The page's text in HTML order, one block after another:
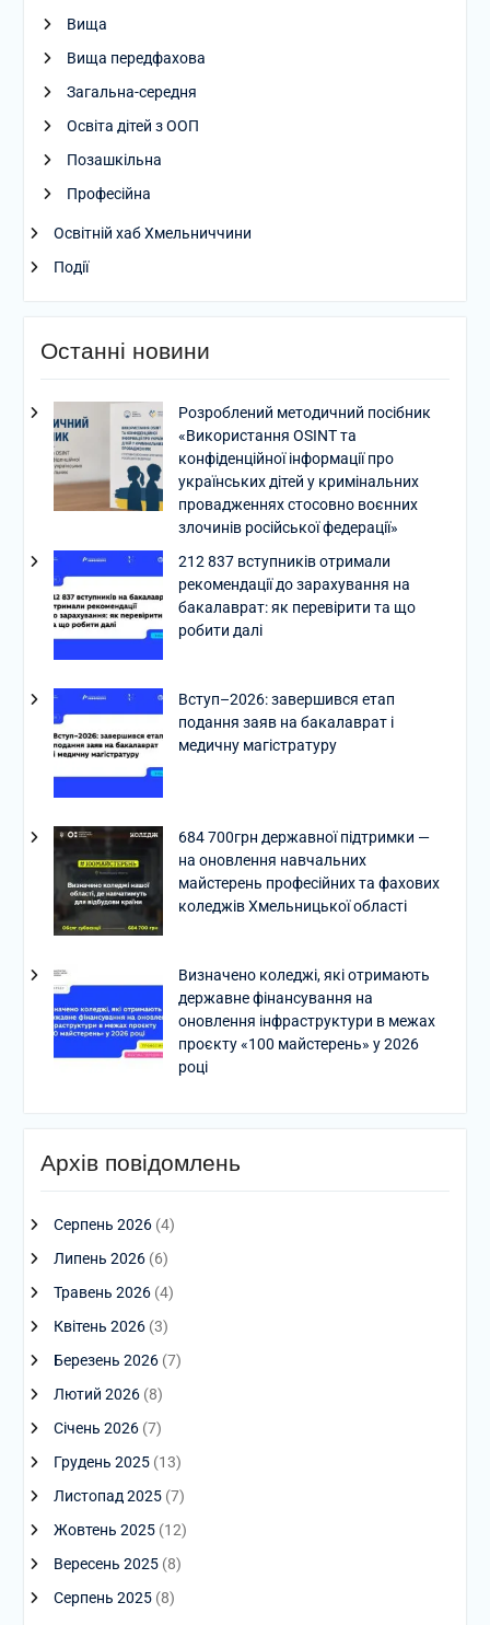
Вища
Вища передфахова
Загальна-середня
Освіта дітей з ООП
Позашкільна
Професійна
Освітній хаб Хмельниччини
Події
Останні новини
Розроблений методичний посібник
«Використання OSINT та
конфіденційної інформації про
українських дітей у кримінальних
провадженнях стосовно воєнних
злочинів російської федерації»
212 837 вступників отримали
рекомендації до зарахування на
бакалаврат: як перевірити та що
робити далі
Вступ–2026: завершився етап
подання заяв на бакалаврат і
медичну магістратуру
684 700грн державної підтримки —
на оновлення навчальних
майстерень професійних та фахових
коледжів Хмельницької області
Визначено коледжі, які отримають
державне фінансування на
оновлення інфраструктури в межах
проєкту «100 майстерень» у 2026
році
Архів повідомлень
Серпень 2026(4)
Липень 2026(6)
Травень 2026(4)
Квітень 2026(3)
Березень 2026(7)
Лютий 2026(8)
Січень 2026(7)
Грудень 2025(13)
Листопад 2025(7)
Жовтень 2025(12)
Вересень 2025(8)
Серпень 2025(8)